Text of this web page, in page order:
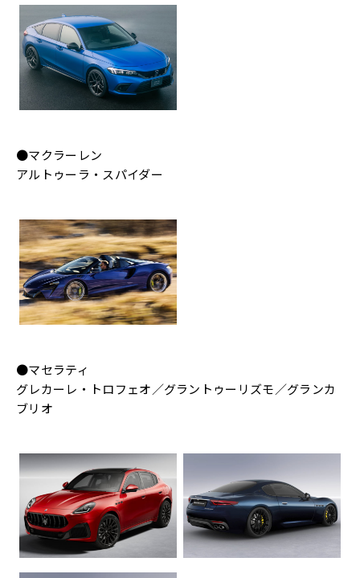
●マクラーレン
アルトゥーラ・スパイダー
●マセラティ
グレカーレ・トロフェオ／グラントゥーリズモ／グランカ
ブリオ